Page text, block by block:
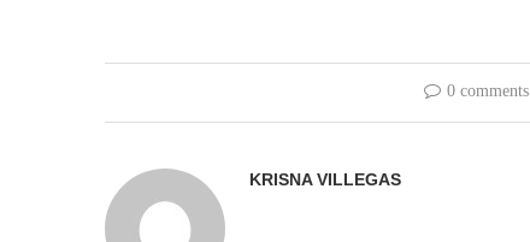
0 comments
KRISNA VILLEGAS